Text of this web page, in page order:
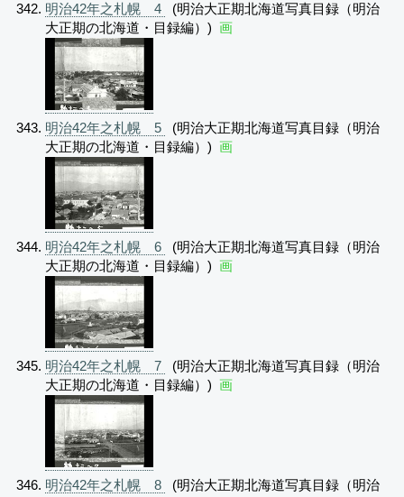
明治42年之札幌 4
(明治大正期北海道写真目録（明治
大正期の北海道・目録編）) 画
明治42年之札幌 5
(明治大正期北海道写真目録（明治
大正期の北海道・目録編）) 画
明治42年之札幌 6
(明治大正期北海道写真目録（明治
大正期の北海道・目録編）) 画
明治42年之札幌 7
(明治大正期北海道写真目録（明治
大正期の北海道・目録編）) 画
明治42年之札幌 8
(明治大正期北海道写真目録（明治